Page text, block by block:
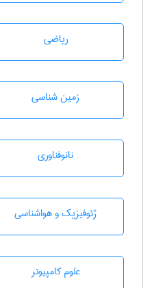
رياضی
زمين شناسی
نانوفناوری
ژئوفيزيك و هواشناسی
علوم کامپیوتر